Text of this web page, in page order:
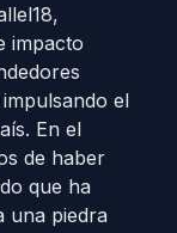
impacto
el
En el
de haber
que ha
una piedra